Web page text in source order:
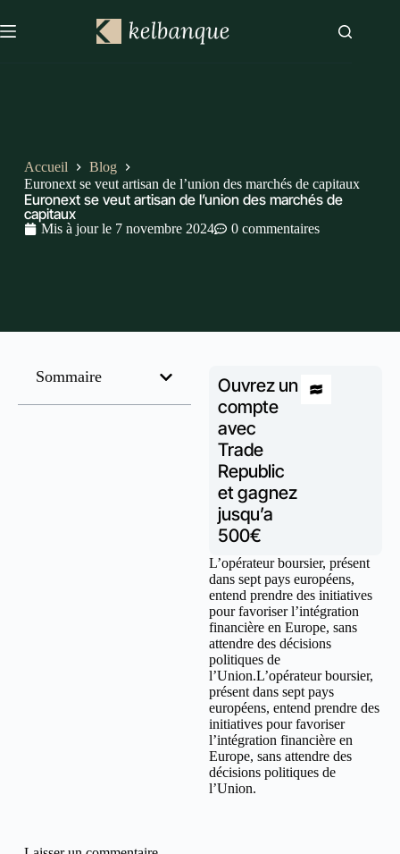
Accueil
Blog
Euronext se veut artisan de l’union des marchés de capitaux
Euronext se veut artisan de l’union des marchés de
capitaux
Mis à jour le 7 novembre 2024 0 commentaires
Sommaire
Ouvrez un
compte
avec
Trade
Republic
et gagnez
jusqu’a
500€
L’opérateur boursier, présent
dans sept pays européens,
entend prendre des initiatives
pour favoriser l’intégration
financière en Europe, sans
attendre des décisions
politiques de
l’Union.L’opérateur boursier,
présent dans sept pays
européens, entend prendre des
initiatives pour favoriser
l’intégration financière en
Europe, sans attendre des
décisions politiques de
l’Union.